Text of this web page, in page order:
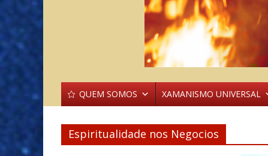
QUEM SOMOS XAMANISMO UNIVERSAL
Espiritualidade nos Negocios